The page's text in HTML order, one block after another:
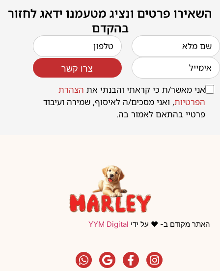
השאירו פרטים ונציג מטעמנו ידאג לחזור
בהקדם
אני מאשר/ת כי קראתי והבנתי את הצהרת
הפרטיות, ואני מסכים/ה לאיסוף, שמירה ועיבוד
פרטיי בהתאם לאמור בה.
צרו קשר
האתר מקודם ב- ❤️ על ידי YYM Digital